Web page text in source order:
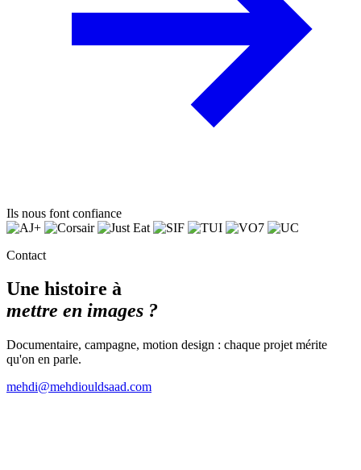
Ils nous font confiance
Contact
Une histoire à
mettre en images ?
Documentaire, campagne, motion design : chaque projet mérite
qu'on en parle.
mehdi@mehdiouldsaad.com